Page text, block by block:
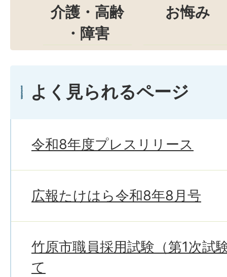
介護・高齢
・障害
お悔み
よく見られるページ
令和8年度プレスリリース
広報たけはら令和8年8月号
竹原市職員採用試験（第1次試
て